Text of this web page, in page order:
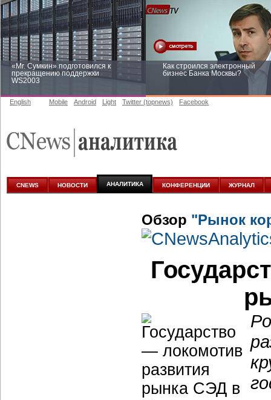
«Mr. Сумкин» подготовился к
прекращению поддержки
WS2003
Как строился электронный
бизнес Банка Москвы?
аналитике
English Mobile Android Light Twitter (topnews) Facebook
CNEWS НОВОСТИ АНАЛИТИКА КОНФЕРЕНЦИИ ЖУРНАЛ
Обзор "Рынок